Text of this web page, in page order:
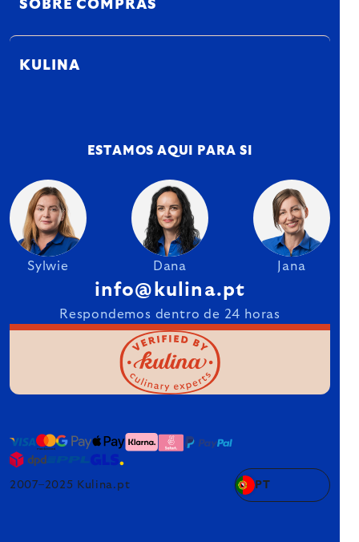
SOBRE COMPRAS
KULINA
ESTAMOS AQUI PARA SI
Sylwie Dana Jana
info@kulina.pt
Respondemos dentro de 24 horas
2007–2025 Kulina.pt PT